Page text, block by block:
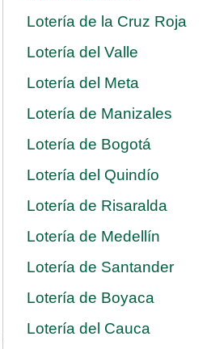
Lotería de la Cruz Roja
Lotería del Valle
Lotería del Meta
Lotería de Manizales
Lotería de Bogotá
Lotería del Quindío
Lotería de Risaralda
Lotería de Medellín
Lotería de Santander
Lotería de Boyaca
Lotería del Cauca